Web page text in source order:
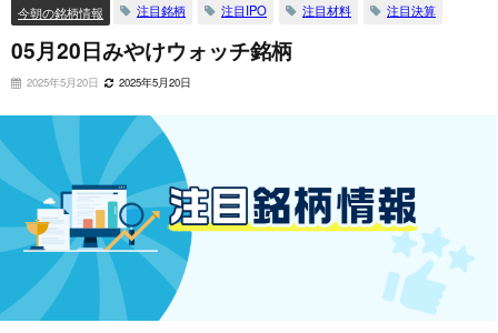
今朝の銘柄情報 注目銘柄 注目IPO 注目材料 注目決算
05月20日みやけウォッチ銘柄
2025年5月20日 2025年5月20日